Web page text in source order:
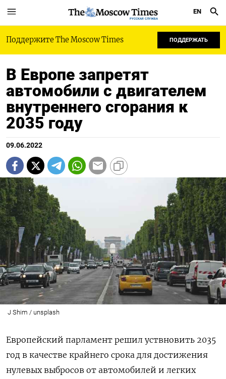
РУССКАЯ СЛУЖБА
EN
Поддержите The Moscow Times ПОДДЕРЖАТЬ
В Европе запретят
автомобили с двигателем
внутреннего сгорания к
2035 году
09.06.2022
J Shim / unsplash
Европейский парламент решил уствновить 2035
год в качестве крайнего срока для достижения
нулевых выбросов от автомобилей и легких